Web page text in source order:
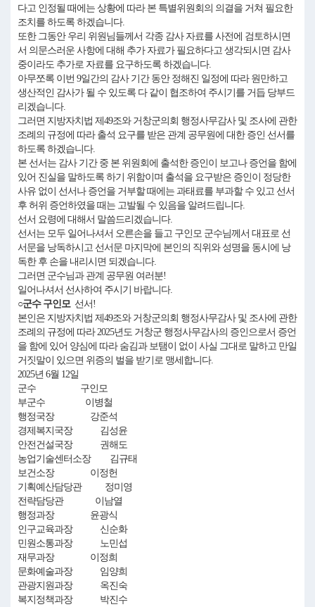
다고 인정될 때에는 상황에 따라 본 특별위원회의 의결을 거쳐 필요한
조치를 하도록 하겠습니다.
또한 그동안 우리 위원님들께서 각종 감사 자료를 사전에 검토하시면
서 의문스러운 사항에 대해 추가 자료가 필요하다고 생각되시면 감사
중이라도 추가로 자료를 요구하도록 하겠습니다.
아무쪼록 이번 9일간의 감사 기간 동안 정해진 일정에 따라 원만하고
생산적인 감사가 될 수 있도록 다 같이 협조하여 주시기를 거듭 당부드
리겠습니다.
그러면 지방자치법 제49조와 거창군의회 행정사무감사 및 조사에 관한
조례의 규정에 따라 출석 요구를 받은 관계 공무원에 대한 증인 선서를
하도록 하겠습니다.
본 선서는 감사 기간 중 본 위원회에 출석한 증인이 보고나 증언을 함에
있어 진실을 말하도록 하기 위함이며 출석을 요구받은 증인이 정당한
사유 없이 선서나 증언을 거부할 때에는 과태료를 부과할 수 있고 선서
후 허위 증언하였을 때는 고발될 수 있음을 알려드립니다.
선서 요령에 대해서 말씀드리겠습니다.
선서는 모두 일어나셔서 오른손을 들고 구인모 군수님께서 대표로 선
서문을 낭독하시고 선서문 마지막에 본인의 직위와 성명을 동시에 낭
독한 후 손을 내리시면 되겠습니다.
그러면 군수님과 관계 공무원 여러분!
일어나셔서 선사하여 주시기 바랍니다.
○군수 구인모선서!
본인은 지방자치법 제49조와 거창군의회 행정사무감사 및 조사에 관한
조례의 규정에 따라 2025년도 거창군 행정사무감사의 증인으로서 증언
을 함에 있어 양심에 따라 숨김과 보탬이 없이 사실 그대로 말하고 만일
거짓말이 있으면 위증의 벌을 받기로 맹세합니다.
2025년 6월 12일
군수 구인모
부군수 이병철
행정국장 강준석
경제복지국장 김성윤
안전건설국장 권해도
농업기술센터소장 김규태
보건소장 이정헌
기획예산담당관 정미영
전략담당관 이남열
행정과장 윤광식
인구교육과장 신순화
민원소통과장 노민섭
재무과장 이정희
문화예술과장 임양희
관광지원과장 옥진숙
복지정책과장 박진수